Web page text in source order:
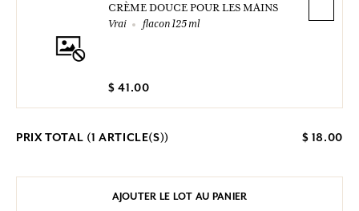
CRÈME DOUCE POUR LES MAINS
Vrai
flacon 125 ml
$ 41.00
PRIX TOTAL (1 ARTICLE(S)) $ 18.00
AJOUTER LE LOT AU PANIER